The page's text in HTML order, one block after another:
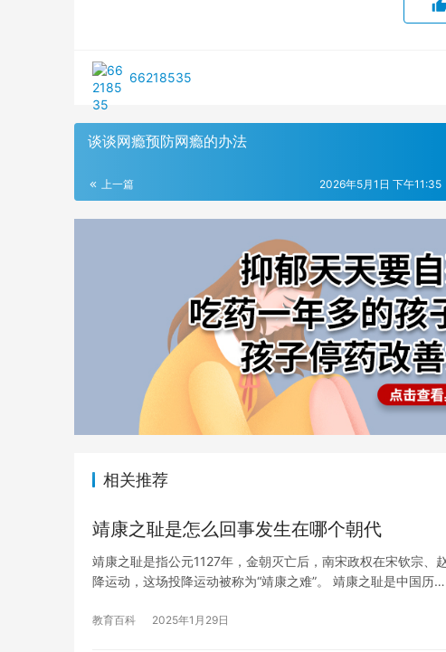
66218535
谈谈网瘾预防网瘾的办法
上一篇 2026年5月1日 下午11:35
相关推荐
靖康之耻是怎么回事发生在哪个朝代
靖康之耻是指公元1127年，金朝灭亡后，南宋政权在宋钦宗
降运动，这场投降运动被称为“靖康之难”。 靖康之耻是中国历…
教育百科 2025年1月29日